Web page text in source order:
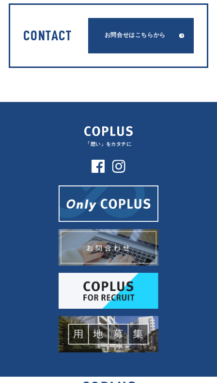
CONTACT お問合せはこちらから
「想い」をカタチに